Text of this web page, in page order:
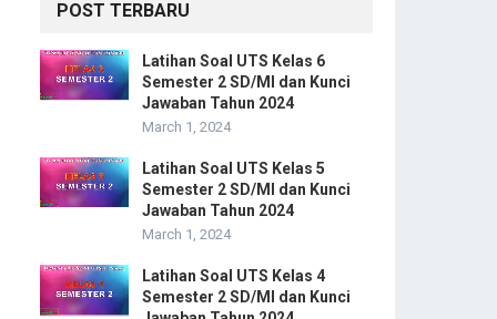
POST TERBARU
Latihan Soal UTS Kelas 6
Semester 2 SD/MI dan Kunci
Jawaban Tahun 2024
March 1, 2024
Latihan Soal UTS Kelas 5
Semester 2 SD/MI dan Kunci
Jawaban Tahun 2024
March 1, 2024
Latihan Soal UTS Kelas 4
Semester 2 SD/MI dan Kunci